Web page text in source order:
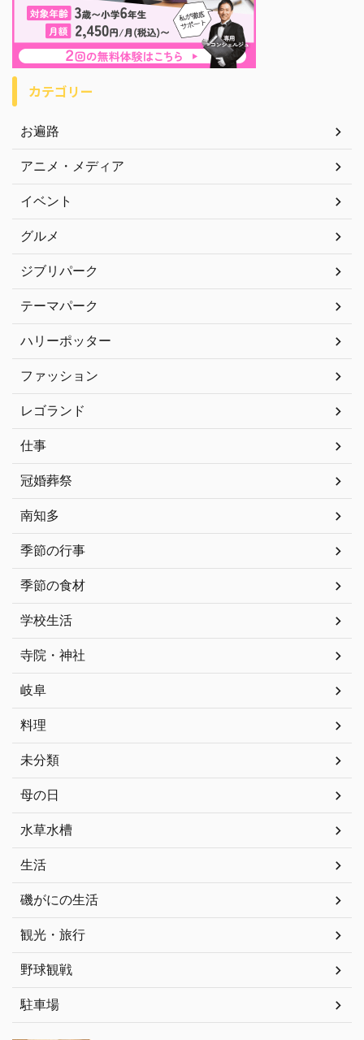
カテゴリー
お遍路
アニメ・メディア
イベント
グルメ
ジブリパーク
テーマパーク
ハリーポッター
ファッション
レゴランド
仕事
冠婚葬祭
南知多
季節の行事
季節の食材
学校生活
寺院・神社
岐阜
料理
未分類
母の日
水草水槽
生活
磯がにの生活
観光・旅行
野球観戦
駐車場